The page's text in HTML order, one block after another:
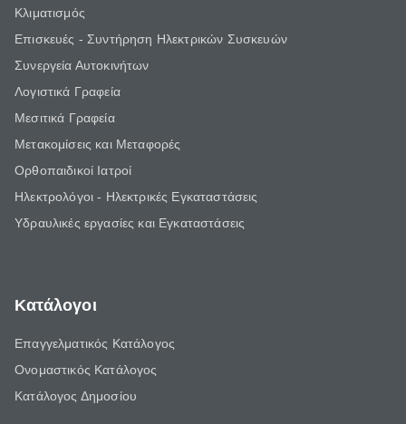
Κλιματισμός
Επισκευές - Συντήρηση Ηλεκτρικών Συσκευών
Συνεργεία Αυτοκινήτων
Λογιστικά Γραφεία
Μεσιτικά Γραφεία
Μετακομίσεις και Μεταφορές
Ορθοπαιδικοί Ιατροί
Ηλεκτρολόγοι - Ηλεκτρικές Εγκαταστάσεις
Υδραυλικές εργασίες και Εγκαταστάσεις
Κατάλογοι
Επαγγελματικός Κατάλογος
Ονομαστικός Κατάλογος
Κατάλογος Δημοσίου